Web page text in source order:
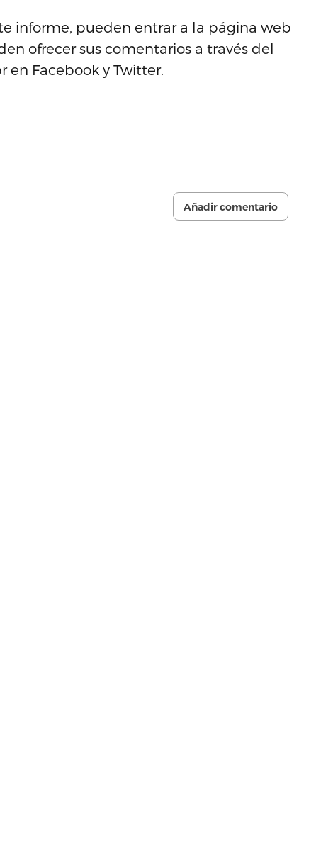
informe, pueden entrar a la página web
ofrecer sus comentarios a través del
en Facebook y Twitter.
Añadir comentario